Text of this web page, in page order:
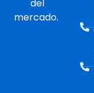
del
mercado.